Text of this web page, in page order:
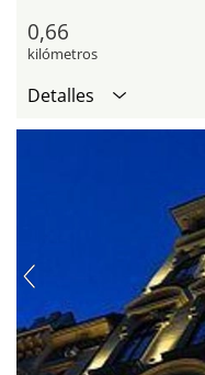
0,66
kilómetros
Detalles